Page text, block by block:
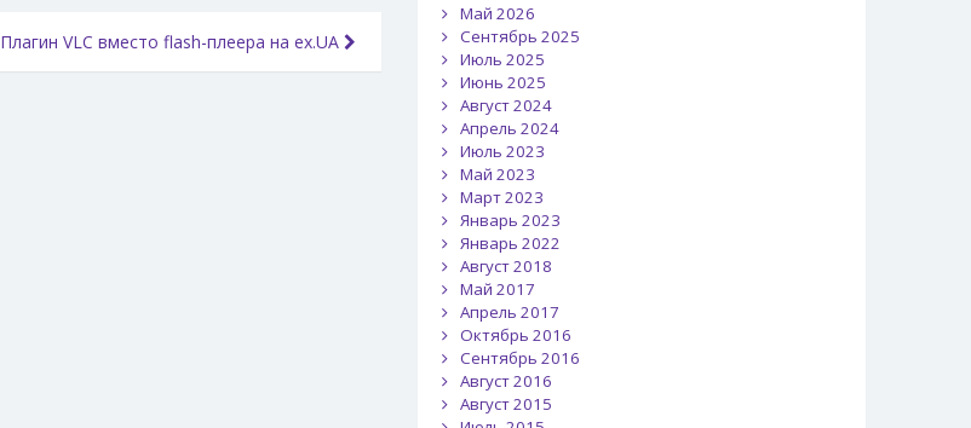
Плагин VLC вместо flash-плеера на ex.UA
Май 2026
Сентябрь 2025
Июль 2025
Июнь 2025
Август 2024
Апрель 2024
Июль 2023
Май 2023
Март 2023
Январь 2023
Январь 2022
Август 2018
Май 2017
Апрель 2017
Октябрь 2016
Сентябрь 2016
Август 2016
Август 2015